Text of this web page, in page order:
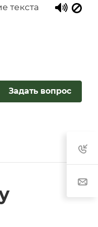
текста
Задать вопрос